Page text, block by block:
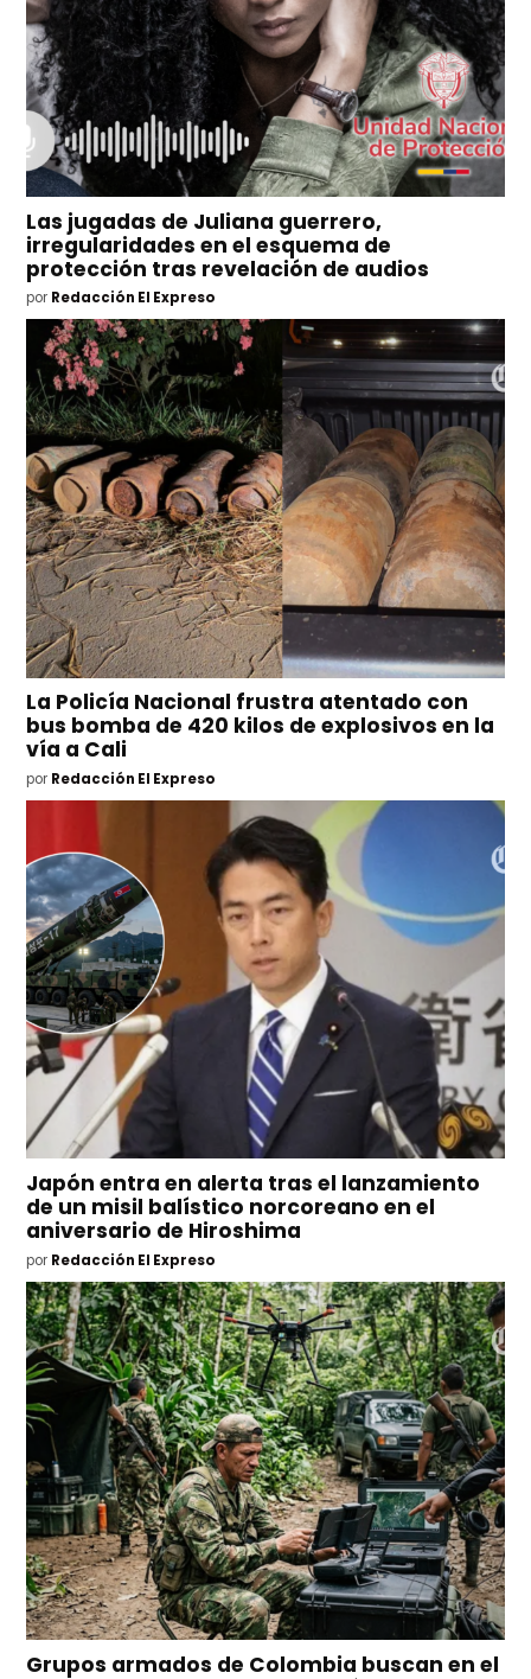
Las jugadas de Juliana guerrero,
irregularidades en el esquema de
protección tras revelación de audios
por Redacción El Expreso
La Policía Nacional frustra atentado con
bus bomba de 420 kilos de explosivos en la
vía a Cali
por Redacción El Expreso
Japón entra en alerta tras el lanzamiento
de un misil balístico norcoreano en el
aniversario de Hiroshima
por Redacción El Expreso
Grupos armados de Colombia buscan en el